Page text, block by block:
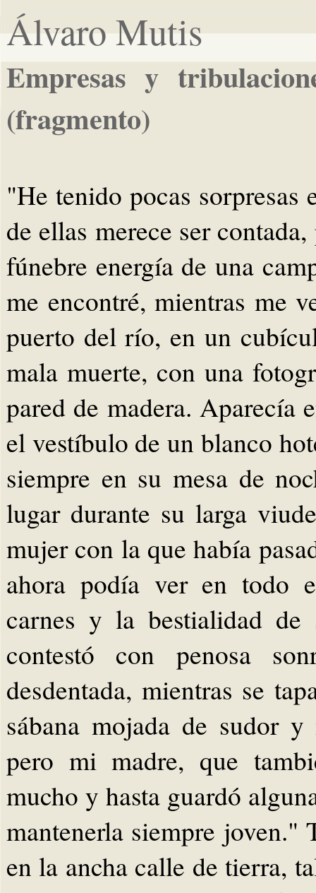
Álvaro Mutis
Empresas y
(fragmento)
"He tenido pocas
de ellas merece ser
fúnebre energía de una
me encontré, mientras me
puerto del río, en un
mala muerte, con una
pared de madera. Aparecía
el vestíbulo de un blanco
siempre en su mesa de
lugar durante su larga
mujer con la que había
ahora podía ver en todo
carnes y la bestialidad
contestó con penosa
desdentada, mientras se
sábana mojada de sudor
pero mi madre, que
mucho y hasta guardó
mantenerla siempre joven."
en la ancha calle de tierra,